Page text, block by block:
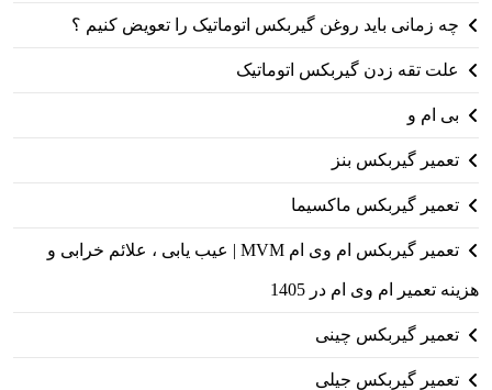
چه زمانی باید روغن گیربکس اتوماتیک را تعویض کنیم ؟
علت تقه زدن گیربکس اتوماتیک
بی ام و
تعمیر گیربکس بنز
تعمیر گیربکس ماکسیما
تعمیر گیربکس ام وی ام MVM | عیب یابی ، علائم خرابی و
هزینه تعمیر ام وی ام در 1405
تعمیر گیربکس چینی
تعمیر گیربکس جیلی